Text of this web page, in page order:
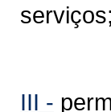
serviços;
III -